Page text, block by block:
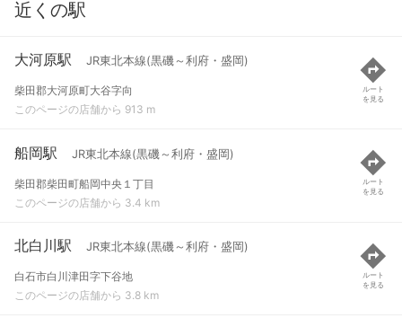
近くの駅
大河原駅 JR東北本線(黒磯～利府・盛岡)
柴田郡大河原町大谷字向
このページの店舗から 913 m
ルート
を見る
船岡駅 JR東北本線(黒磯～利府・盛岡)
柴田郡柴田町船岡中央１丁目
このページの店舗から 3.4 km
ルート
を見る
北白川駅 JR東北本線(黒磯～利府・盛岡)
白石市白川津田字下谷地
このページの店舗から 3.8 km
ルート
を見る